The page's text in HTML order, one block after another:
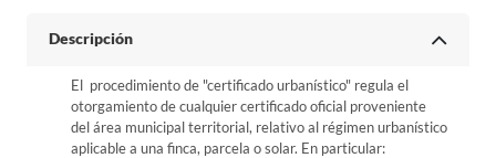
Descripción
El procedimiento de "certificado urbanístico" regula el
otorgamiento de cualquier certificado oficial proveniente
del área municipal territorial, relativo al régimen urbanístico
aplicable a una finca, parcela o solar. En particular: